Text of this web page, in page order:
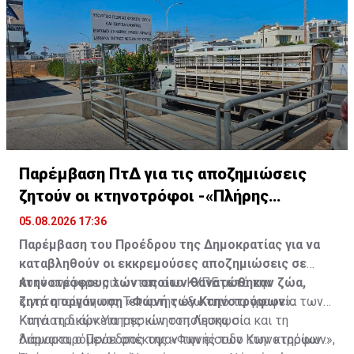
Παρέμβαση ΠτΔ για τις αποζημιώσεις
ζητούν οι κτηνοτρόφοι -«Πλήρης
αδιαφορία»
05.08.2026 17:36
Παρέμβαση του Προέδρου της Δημοκρατίας για να
καταβληθούν οι εκκρεμούσες αποζημιώσεις σε
κτηνοτρόφους των οποίων θανατώθηκαν ζώα,
ζητά η οργάνωση «Φωνή των Κτηνοτρόφων».
Αυτό ανέφερε μιλώντας στο ΚΥΠΕ μετά την
κινητοποίηση της Τετάρτης έξω από τα γραφεία των
Κτηνιατρικών Υπηρεσιών στη Λευκωσία και τη
Λάρνακα, ο Πρόεδρος της «Φωνής των Κτηνοτρόφων»,
Κατά τη διάρκεια της κινητοποίησης οι
διαμαρτυρόμενοι απέκοψαν την είσοδο των κτηρίων